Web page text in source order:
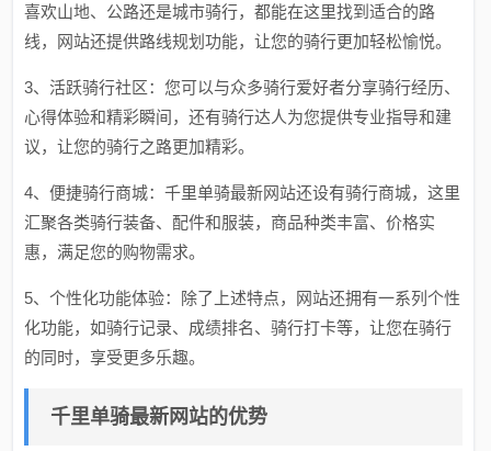
喜欢山地、公路还是城市骑行，都能在这里找到适合的路
线，网站还提供路线规划功能，让您的骑行更加轻松愉悦。
3、活跃骑行社区：您可以与众多骑行爱好者分享骑行经历、
心得体验和精彩瞬间，还有骑行达人为您提供专业指导和建
议，让您的骑行之路更加精彩。
4、便捷骑行商城：千里单骑最新网站还设有骑行商城，这里
汇聚各类骑行装备、配件和服装，商品种类丰富、价格实
惠，满足您的购物需求。
5、个性化功能体验：除了上述特点，网站还拥有一系列个性
化功能，如骑行记录、成绩排名、骑行打卡等，让您在骑行
的同时，享受更多乐趣。
千里单骑最新网站的优势